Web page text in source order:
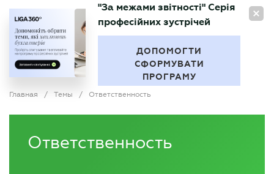
RU
БУХГАЛТЕР
"За межами звітності" Серія
професійних зустрічей
ДОПОМОГТИ
СФОРМУВАТИ
ПРОГРАМУ
Главная / Темы / Ответственность
Ответственность